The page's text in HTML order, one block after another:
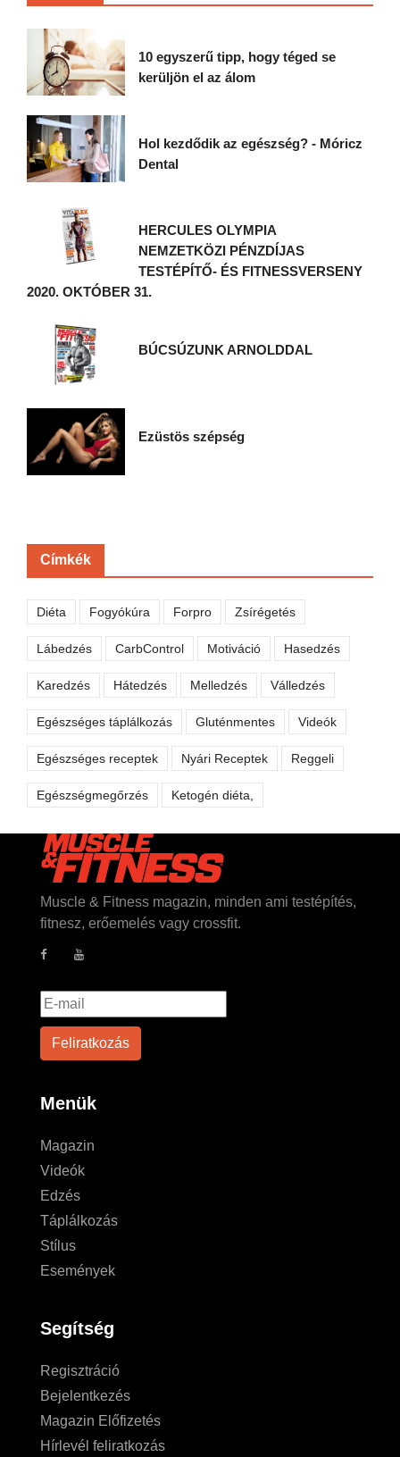
10 egyszerű tipp, hogy téged se
kerüljön el az álom
Hol kezdődik az egészség? - Móricz
Dental
HERCULES OLYMPIA
NEMZETKÖZI PÉNZDÍJAS
TESTÉPÍTŐ- ÉS FITNESSVERSENY
2020. OKTÓBER 31.
BÚCSÚZUNK ARNOLDDAL
Ezüstös szépség
Címkék
Diéta Fogyókúra Forpro Zsírégetés
Lábedzés CarbControl Motiváció Hasedzés
Karedzés Hátedzés Melledzés Válledzés
Egészséges táplálkozás Gluténmentes Videók
Egészséges receptek Nyári Receptek Reggeli
Egészségmegőrzés Ketogén diéta,
Muscle & Fitness magazin, minden ami testépítés,
fitnesz, erőemelés vagy crossfit.
Menük
Magazin
Videók
Edzés
Táplálkozás
Stílus
Események
Segítség
Regisztráció
Bejelentkezés
Magazin Előfizetés
Hírlevél feliratkozás